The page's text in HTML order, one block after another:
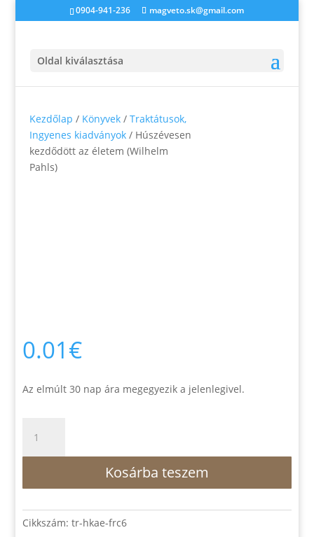
0904-941-236 magveto.sk@gmail.com
Oldal kiválasztása
Kezdőlap / Könyvek /Traktátusok,
Ingyenes kiadványok / Húszévesen
kezdődött az életem (Wilhelm
Pahls)
0.01€
Az elmúlt 30 nap ára megegyezik a jelenlegivel.
kezdődött
az
(Wilhelm
mennyiség
Kosárba teszem
Cikkszám:tr-hkae-frc6